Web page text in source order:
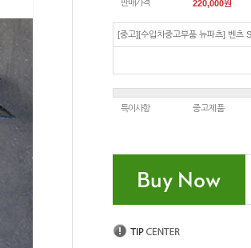
판매가격 220,000원
[중고][수입차중고부품 뉴파츠] 벤츠
특이사항 중고제품